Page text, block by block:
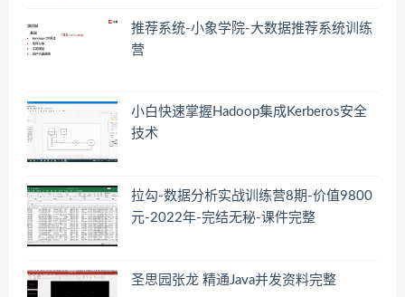
推荐系统-小象学院-大数据推荐系统训练
营
小白快速掌握Hadoop集成Kerberos安全
技术
拉勾-数据分析实战训练营8期-价值9800
元-2022年-完结无秘-课件完整
圣思园张龙 精通Java并发资料完整